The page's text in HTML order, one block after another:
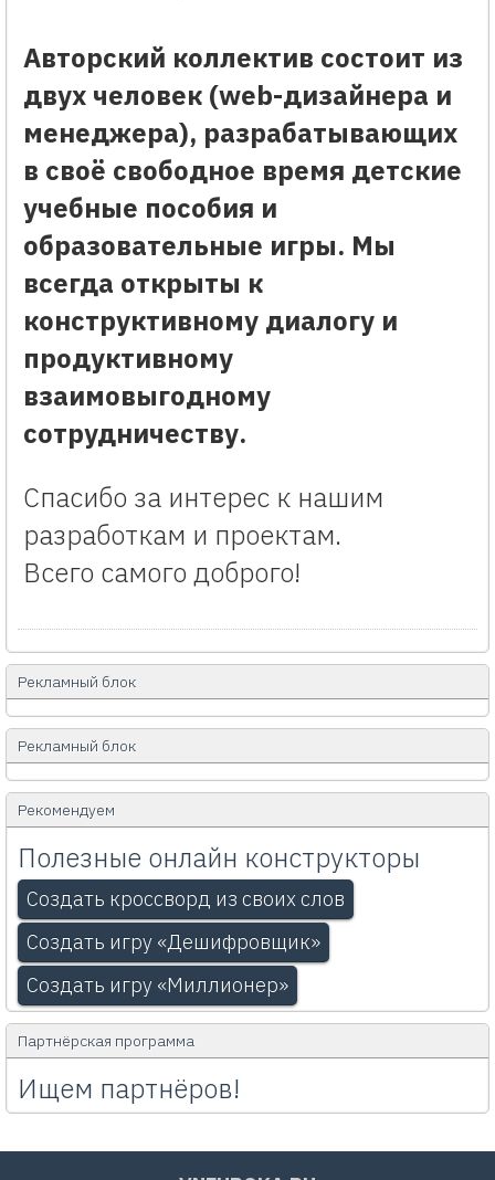
Авторский коллектив состоит из
двух человек (web-дизайнера и
менеджера), разрабатывающих
в своё свободное время детские
учебные пособия и
образовательные игры. Мы
всегда открыты к
конструктивному диалогу и
продуктивному
взаимовыгодному
сотрудничеству.
Спасибо за интерес к нашим
разработкам и проектам.
Всего самого доброго!
Рекламный блок
Рекламный блок
Рекомендуем
Полезные онлайн конструкторы
Создать кроссворд из своих слов
Создать игру «Дешифровщик»
Создать игру «Миллионер»
Партнёрская программа
Ищем партнёров!